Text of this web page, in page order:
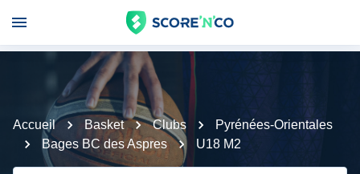
Accueil Basket Clubs
Pyrénées-Orientales
Bages BC des Aspres
U18 M2